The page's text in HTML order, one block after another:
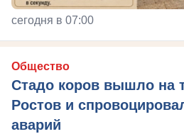
сегодня в 07:00
Общество
Стадо коров вышло на
Ростов и
аварий